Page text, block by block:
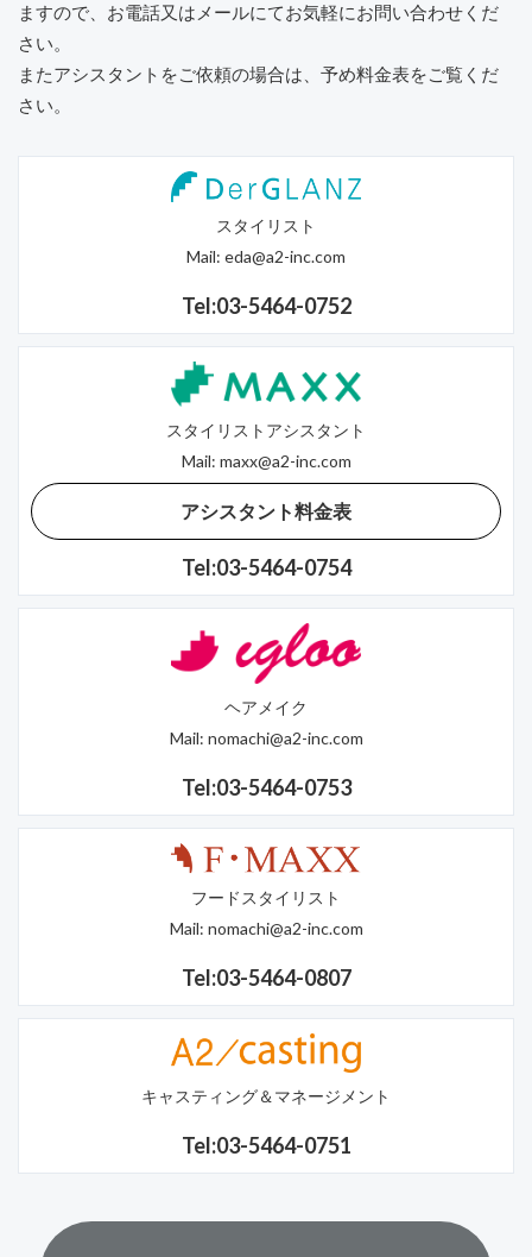
ますので、 お電話又はメールにてお気軽にお問い合わせくだ
さい。
またアシスタントをご依頼の場合は、予め料金表をご覧くだ
さい。
スタイリスト
Mail: eda@a2-inc.com
Tel:03-5464-0752
スタイリストアシスタント
Mail: maxx@a2-inc.com
アシスタント料金表
Tel:03-5464-0754
ヘアメイク
Mail: nomachi@a2-inc.com
Tel:03-5464-0753
フードスタイリスト
Mail: nomachi@a2-inc.com
Tel:03-5464-0807
キャスティング＆マネージメント
Tel:03-5464-0751